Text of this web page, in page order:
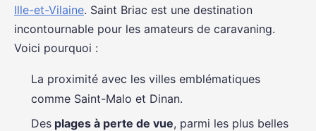
Ille-et-Vilaine. Saint Briac est une destination
incontournable pour les amateurs de caravaning.
Voici pourquoi :
La proximité avec les villes emblématiques
comme Saint-Malo et Dinan.
Des plages à perte de vue, parmi les plus belles